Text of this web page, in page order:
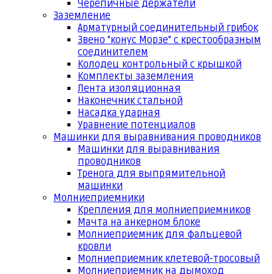
Черепичные держатели
Заземление
Арматурный соединительный грибок
Звено "конус Морзе" с крестообразным
соединителем
Колодец контрольный с крышкой
Комплекты заземления
Лента изоляционная
Наконечник стальной
Насадка ударная
Уравнение потенциалов
Машинки для выравнивания проводников
Машинки для выравнивания
проводников
Тренога для выпрямительной
машинки
Молниеприемники
Крепления для молниеприемников
Мачта на анкерном блоке
Молниеприемник для фальцевой
кровли
Молниеприемник клетевой-тросовый
Молниеприемник на дымоход